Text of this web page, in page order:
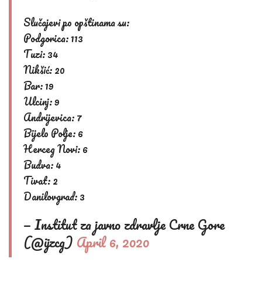
Slučajevi po opštinama su:
Podgorica: 113
Tuzi: 34
Nikšić: 20
Bar: 19
Ulcinj: 9
Andrijevica: 7
Bijelo Polje: 6
Herceg Novi: 6
Budva: 4
Tivat: 2
Danilovgrad: 3
— Institut za javno zdravlje Crne Gore
(@ijzcg) April 6, 2020